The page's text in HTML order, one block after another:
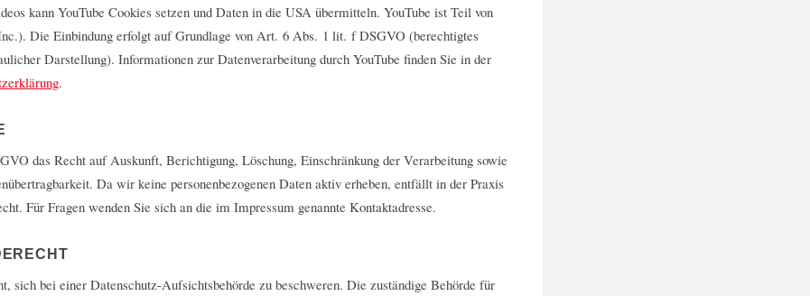
kann YouTube Cookies setzen und Daten in die USA übermitteln. YouTube ist Teil von
Die Einbindung erfolgt auf Grundlage von Art. 6 Abs. 1 lit. f DSGVO (berechtigtes
Darstellung). Informationen zur Datenverarbeitung durch YouTube finden Sie in der
.
das Recht auf Auskunft, Berichtigung, Löschung, Einschränkung der Verarbeitung sowie
Da wir keine personenbezogenen Daten aktiv erheben, entfällt in der Praxis
Für Fragen wenden Sie sich an die im Impressum genannte Kontaktadresse.
sich bei einer Datenschutz-Aufsichtsbehörde zu beschweren. Die zuständige Behörde für